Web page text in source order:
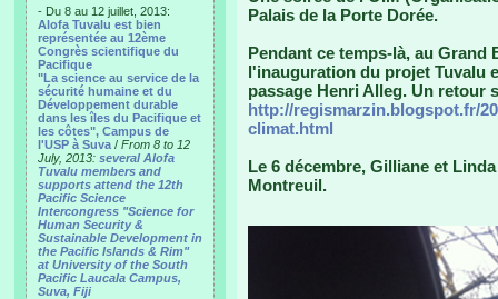
- Du 8 au 12 juillet, 2013:
Alofa Tuvalu est bien
représentée au 12ème
Congrès scientifique du
Pacifique
"La science au service de la
sécurité humaine et du
Développement durable
dans les îles du Pacifique et
les côtes", Campus de
l'USP à Suva / From 8 to 12
July, 2013: several Alofa
Tuvalu members and
supports attend the 12th
Pacific Science
Intercongress "Science for
Human Security &
Sustainable Development in
the Pacific Islands & Rim"
at University of the South
Pacific Laucala Campus,
Suva, Fiji
Palais de la Porte Dorée.
Pendant ce temps-là, au
l'inauguration du projet Tuvalu
passage Henri Alleg. Un retour
http://regismarzin.blogspot.fr/
climat.html
Le 6 décembre, Gilliane et
Montreuil.